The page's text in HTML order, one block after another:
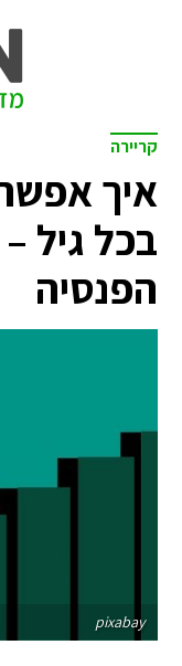
קריירה
איך
בכל גיל
הפנסיה
pixabay